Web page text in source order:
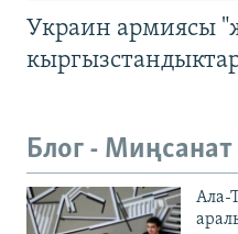
Украин армиясы
Блог - Миңсанат
Ала-